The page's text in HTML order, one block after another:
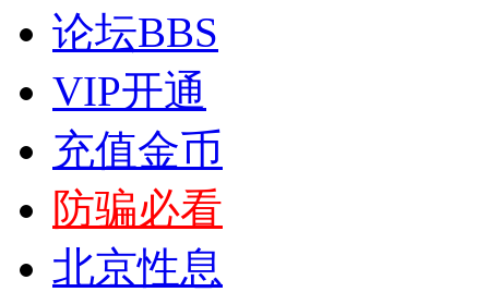
论坛BBS
VIP开通
充值金币
防骗必看
北京性息